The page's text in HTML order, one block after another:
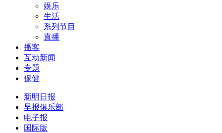
娱乐
生活
系列节目
直播
播客
互动新闻
专题
保健
新明日报
早报俱乐部
电子报
国际版